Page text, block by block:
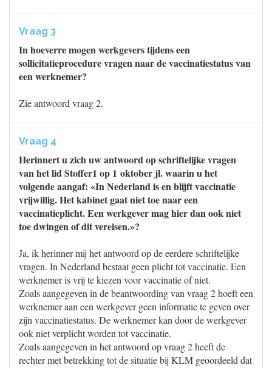
Vraag 3
In hoeverre mogen werkgevers tijdens een
sollicitatieprocedure vragen naar de vaccinatiestatus van
een werknemer?
Zie antwoord vraag 2.
Vraag 4
Herinnert u zich uw antwoord op schriftelijke vragen
van het lid Stoffer1 op 1 oktober jl. waarin u het
volgende aangaf: «In Nederland is en blijft vaccinatie
vrijwillig. Het kabinet gaat niet toe naar een
vaccinatieplicht. Een werkgever mag hier dan ook niet
toe dwingen of dit vereisen.»?
Ja, ik herinner mij het antwoord op de eerdere schriftelijke
vragen. In Nederland bestaat geen plicht tot vaccinatie. Een
werknemer is vrij te kiezen voor vaccinatie of niet.
Zoals aangegeven in de beantwoording van vraag 2 hoeft een
werknemer aan een werkgever geen informatie te geven over
zijn vaccinatiestatus. De werknemer kan door de werkgever
ook niet verplicht worden tot vaccinatie.
Zoals aangegeven in het antwoord op vraag 2 heeft de
rechter met betrekking tot de situatie bij KLM geoordeeld dat